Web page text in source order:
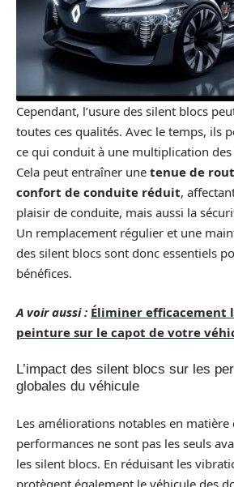
Cependant, l’usure des silent blocs
toutes ces qualités. Avec le temps, ils
ce qui conduit à une multiplication
Cela peut entraîner une tenue de
confort de conduite réduit,
plaisir de conduite, mais aussi la
Un remplacement régulier et une
des silent blocs sont donc essentiels
bénéfices.
A voir aussi : Éliminer efficacement
peinture sur le capot de votre
L’impact des silent blocs sur les
globales du véhicule
Les améliorations notables en
performances ne sont pas les seuls
les silent blocs. En réduisant les
protègent également le véhicule des